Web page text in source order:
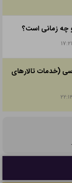
چه زمانی است؟
(خدمات تالارهای